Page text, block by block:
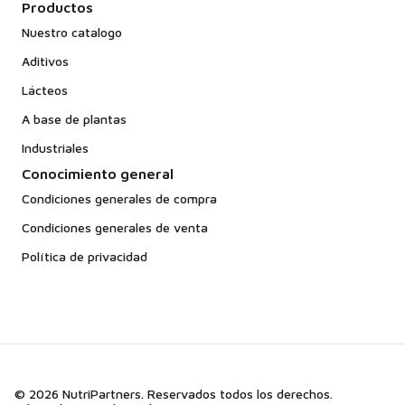
multietapa con carbón activado. Por ello, presenta
un perfil sensorial perfectamente neutro, lo que
fácilmente en aguas de frutas de sabor suave o en
polvos dietéticos sin sabor, sin necesidad de
enmascarar notas marinas no deseadas.
Productos
Nuestro catalogo
Aditivos
Lácteos
A base de plantas
Industriales
Conocimiento general
Condiciones generales de compra
Condiciones generales de venta
Política de privacidad
© 2026 NutriPartners. Reservados todos los derechos.